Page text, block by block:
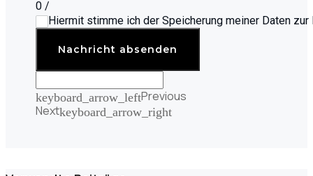
0 /
Hiermit stimme ich der Speicherung meiner Daten
Nachricht absenden
keyboard_arrow_leftPrevious
Nextkeyboard_arrow_right